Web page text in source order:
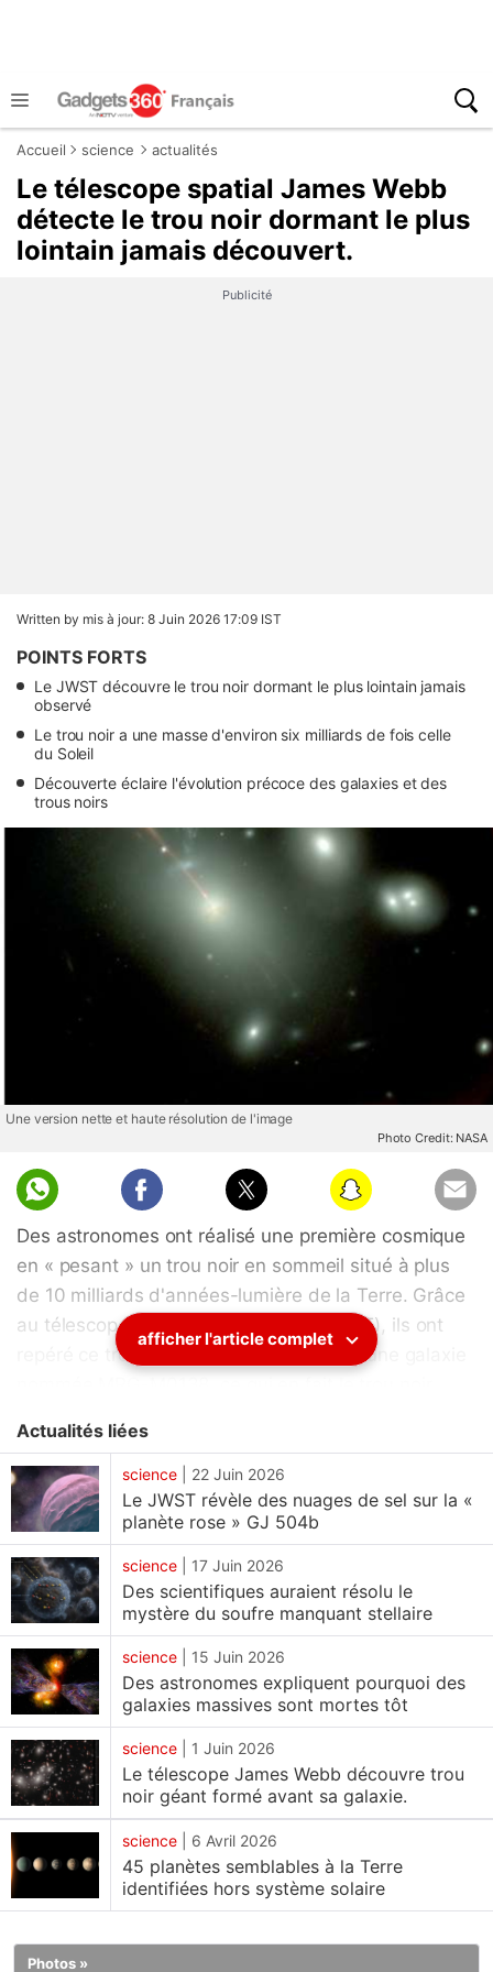
Accueil science actualités
Le télescope spatial James Webb
détecte le trou noir dormant le plus
lointain jamais découvert.
Publicité
Written by mis à jour: 8 Juin 2026 17:09 IST
POINTS FORTS
Le JWST découvre le trou noir dormant le plus lointain jamais
observé
Le trou noir a une masse d'environ six milliards de fois celle
du Soleil
Découverte éclaire l'évolution précoce des galaxies et des
trous noirs
Une version nette et haute résolution de l'image
Photo Credit: NASA
Des astronomes ont réalisé une première cosmique
en « pesant » un trou noir en sommeil situé à plus
de 10 milliards d'années-lumière de la Terre. Grâce
au télescope spatial James Webb (JWST), ils ont
repéré ce trou noir dormant au centre d'une galaxie
trouve environ 15 fois plus loin que le précédent
détenteur du record. L'objet affiche une masse
équivalente à celle de six milliards de soleils — un
chiffre impressionnant — et nous l'observons tel
qu'il était alors que l'Univers n'avait qu'environ trois
milliards d'années.
Ce que révèle l'étude scientifique
Une nouvelle étude, dirigée par Andrew Newman
de Carnegie Science et publiée dans la revue
*Science*, révèle que les trous noirs dormants sont
pratiquement invisibles car ils n'émettent pas de
rayonnement, contrairement à leurs homologues
actifs. À l'aide du spectrographe infrarouge du
JWST, l'équipe a mesuré la masse du trou noir en
observant l'influence de sa gravité sur les étoiles
voisines. Fait intéressant, ils ont appliqué une
méthode qui, jusqu'alors, se limitait à notre
afficher l'article complet
Actualités liées
science 22 Juin 2026
Le JWST révèle des nuages de sel sur la «
planète rose » GJ 504b
science 17 Juin 2026
Des scientifiques auraient résolu le
mystère du soufre manquant stellaire
science 15 Juin 2026
Des astronomes expliquent pourquoi des
galaxies massives sont mortes tôt
science 1 Juin 2026
Le télescope James Webb découvre trou
noir géant formé avant sa galaxie.
science 6 Avril 2026
45 planètes semblables à la Terre
identifiées hors système solaire
Photos »